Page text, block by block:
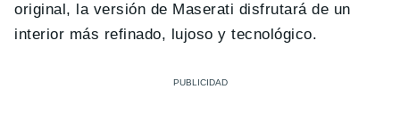
original, la versión de Maserati disfrutará de un
interior más refinado, lujoso y tecnológico.